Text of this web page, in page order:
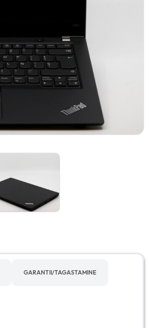
GARANTII/TAGASTAMINE